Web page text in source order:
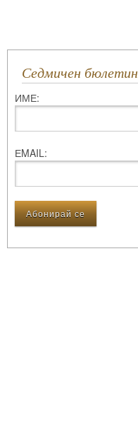
Седмичен бюлетин
ИМЕ:
ЕMAIL: